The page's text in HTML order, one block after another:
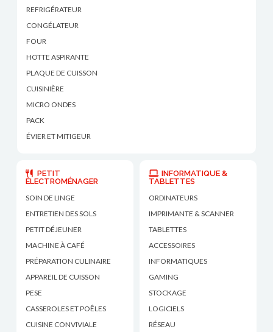
REFRIGÉRATEUR
CONGÉLATEUR
FOUR
HOTTE ASPIRANTE
PLAQUE DE CUISSON
CUISINIÈRE
MICRO ONDES
PACK
ÉVIER ET MITIGEUR
PETIT
ÉLECTROMÉNAGER
SOIN DE LINGE
ENTRETIEN DES SOLS
PETIT DÉJEUNER
MACHINE À CAFÉ
PRÉPARATION CULINAIRE
APPAREIL DE CUISSON
PESE
CASSEROLES ET POÊLES
CUISINE CONVIVIALE
INFORMATIQUE &
TABLETTES
ORDINATEURS
IMPRIMANTE & SCANNER
TABLETTES
ACCESSOIRES
INFORMATIQUES
GAMING
STOCKAGE
LOGICIELS
RÉSEAU